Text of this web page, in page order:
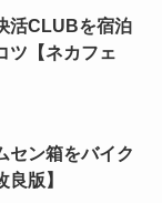
活CLUBを宿泊
ツ【ネカフェ
セン箱をバイク
版】